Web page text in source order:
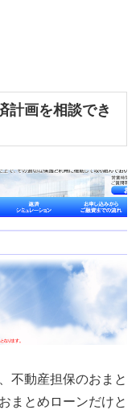
計画を相談でき
不動産担保のおまと
まとめローンだけと